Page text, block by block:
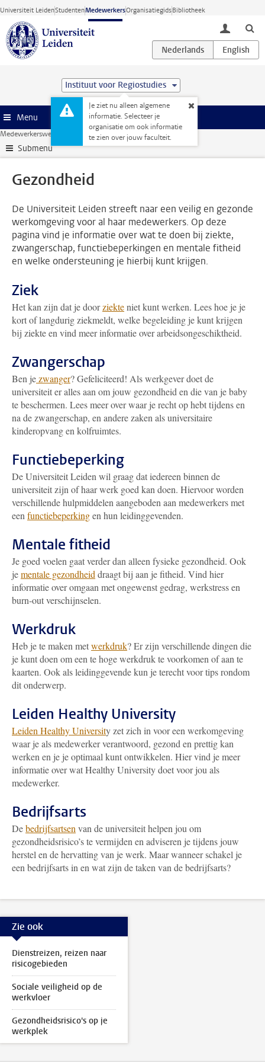
Ga direct naar de inhoud
Universiteit LeidenStudentenMedewerkersOrganisatiegidsBibliotheek
toggle
Instituut voor Regiostudies
Je ziet nu alleen algemene
informatie. Selecteer je
organisatie om ook informatie
te zien over jouw faculteit.
Menu
Medewerkerswebsite Gezondheid
Submenu
Gezondheid
De Universiteit Leiden streeft naar een veilig en gezonde
werkomgeving voor al haar medewerkers. Op deze
pagina vind je informatie over wat te doen bij ziekte,
zwangerschap, functiebeperkingen en mentale fitheid
en welke ondersteuning je hierbij kunt krijgen.
Ziek
Het kan zijn dat je doorziekteniet kunt werken. Lees hoe je je
kort of langdurig ziekmeldt, welke begeleiding je kunt krijgen
bij ziekte en vind meer informatie over arbeidsongeschiktheid.
Zwangerschap
Ben jezwanger? Gefeliciteerd! Als werkgever doet de
universiteit er alles aan om jouw gezondheid en die van je baby
te beschermen. Lees meer over waar je recht op hebt tijdens en
na de zwangerschap, en andere zaken als universitaire
kinderopvang en kolfruimtes.
Functiebeperking
De Universiteit Leiden wil graag dat iedereen binnen de
universiteit zijn of haar werk goed kan doen. Hiervoor worden
verschillende hulpmiddelen aangeboden aan medewerkers met
een functiebeperkingen hun leidinggevenden.
Mentale fitheid
Je goed voelen gaat verder dan alleen fysieke gezondheid. Ook
jementale gezondheid draagt bij aan je fitheid. Vind hier
informatie over omgaan met ongewenst gedrag, werkstress en
burn-out verschijnselen.
Werkdruk
Heb je te maken metwerkdruk? Er zijn verschillende dingen die
je kunt doen om een te hoge werkdruk te voorkomen of aan te
kaarten. Ook als leidinggevende kun je terecht voor tips rondom
dit onderwerp.
Leiden Healthy University
Leiden Healthy University zet zich in voor een werkomgeving
waar je als medewerker verantwoord, gezond en prettig kan
werken en je je optimaal kunt ontwikkelen. Hier vind je meer
informatie over wat Healthy University doet voor jou als
medewerker.
Bedrijfsarts
Debedrijfsartsen van de universiteit helpen jou om
gezondheidsrisico’s te vermijden en adviseren je tijdens jouw
herstel en de hervatting van je werk. Maar wanneer schakel je
een bedrijfsarts in en wat zijn de taken van de bedrijfsarts?
Zie ook
Dienstreizen, reizen naar
risicogebieden
Sociale veiligheid op de
werkvloer
Gezondheidsrisico's op je
werkplek